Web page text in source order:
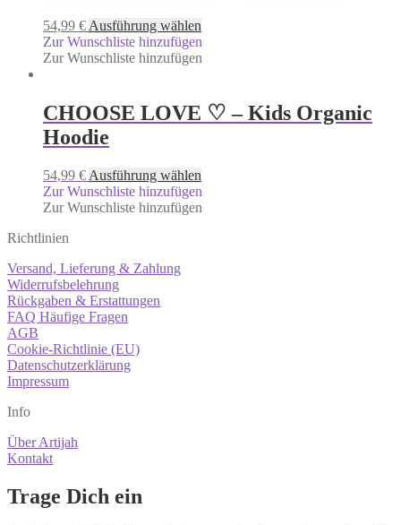
54,99 € Ausführung wählen
Zur Wunschliste hinzufügen
Zur Wunschliste hinzufügen
CHOOSE LOVE ♡ – Kids Organic
Hoodie
54,99 € Ausführung wählen
Zur Wunschliste hinzufügen
Zur Wunschliste hinzufügen
Richtlinien
Versand, Lieferung & Zahlung
Widerrufsbelehrung
Rückgaben & Erstattungen
FAQ Häufige Fragen
AGB
Cookie-Richtlinie (EU)
Datenschutzerklärung
Impressum
Info
Über Artijah
Kontakt
Trage Dich ein